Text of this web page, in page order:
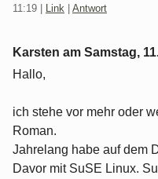
11:19 Link Antwort
Karsten am Samstag,
Hallo,
ich stehe vor mehr oder
Roman.
Jahrelang habe auf dem
Davor mit SuSE Linux.